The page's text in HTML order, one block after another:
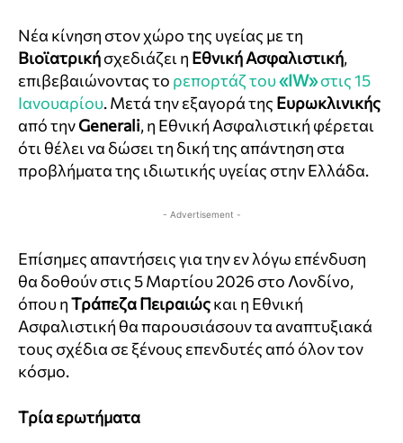
Νέα κίνηση στον χώρο της υγείας με τη
Βιοϊατρικήσχεδιάζει η Εθνική Ασφαλιστική,
επιβεβαιώνοντας το ρεπορτάζ του«ΙW»στις 15
Ιανουαρίου. Μετά την εξαγορά της Ευρωκλινικής
από τηνGenerali, η Εθνική Ασφαλιστική φέρεται
ότι θέλει να δώσει τη δική της απάντηση στα
προβλήματα της ιδιωτικής υγείας στην Ελλάδα.
- Advertisement -
Επίσημες απαντήσεις για την εν λόγω επένδυση
θα δοθούν στις 5 Μαρτίου 2026 στο Λονδίνο,
όπου ηΤράπεζα Πειραιώςκαι η Εθνική
Ασφαλιστική θα παρουσιάσουν τα αναπτυξιακά
τους σχέδια σε ξένους επενδυτές από όλον τον
κόσμο.
Τρία ερωτήματα